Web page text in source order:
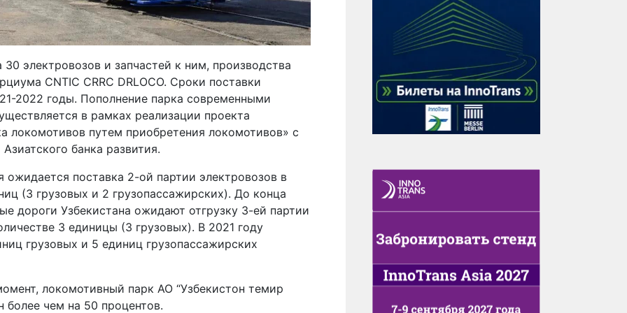
30 электровозов и запчастей к ним, производства
CNTIC CRRC DRLOCO. Сроки поставки
2022 годы. Пополнение парка современными
в рамках реализации проекта
локомотивов путем приобретения локомотивов» с
банка развития.
ожидается поставка 2-ой партии электровозов в
(3 грузовых и 2 грузопассажирских). До конца
дороги Узбекистана ожидают отгрузку 3-ей партии
3 единицы (3 грузовых). В 2021 году
грузовых и 5 единиц грузопассажирских
локомотивный парк АО “Узбекистон темир
более чем на 50 процентов.